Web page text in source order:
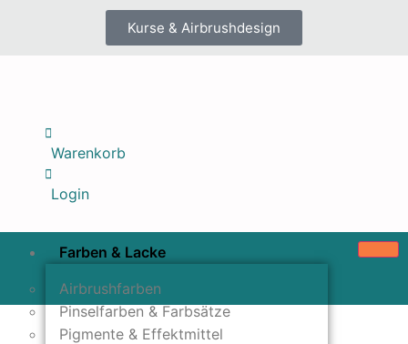
Kurse & Airbrushdesign
Warenkorb
Login
Farben & Lacke
Airbrushfarben
Pinselfarben & Farbsätze
Pigmente & Effektmittel